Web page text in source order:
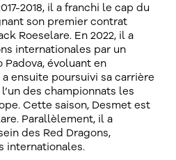
2018, il a franchi le cap du
son premier contrat
Roeselare. En 2022, il a
internationales par un
évoluant en
ensuite poursuivi sa carrière
des championnats les
Cette saison, Desmet est
Parallèlement, il a
des Red Dragons,
internationales.